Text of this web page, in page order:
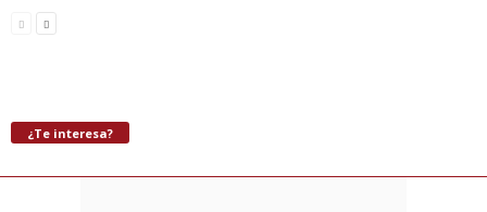
¿Te interesa?